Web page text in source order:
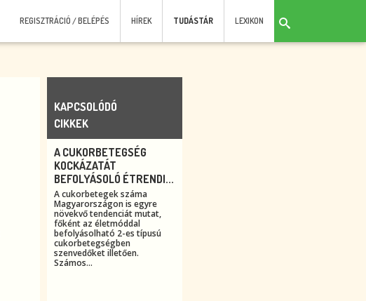
REGISZTRÁCIÓ / BELÉPÉS HÍREK TUDÁSTÁR LEXIKON
KAPCSOLÓDÓ
CIKKEK
A CUKORBETEGSÉG
KOCKÁZATÁT
BEFOLYÁSOLÓ ÉTRENDI...
A cukorbetegek száma
Magyarországon is egyre
növekvő tendenciát mutat,
főként az életmóddal
befolyásolható 2-es típusú
cukorbetegségben
szenvedőket illetően.
Számos...